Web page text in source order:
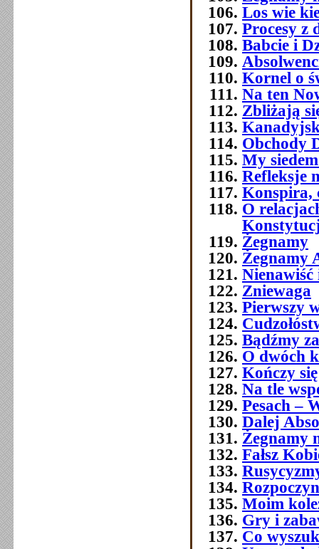
Los wie
Procesy z
Babcie i
Kornel o
Na ten
Zbliżają
Obchody
My
Refleksje
Konspira,
O
Żegnamy
Żegnamy
Nienawiść
Zniewaga
Pierwszy
Bądźmy
O dwóch
Kończy
Na tle
Pesach –
Dalej
Żegnamy
Fałsz
Moim
Gry i
Co